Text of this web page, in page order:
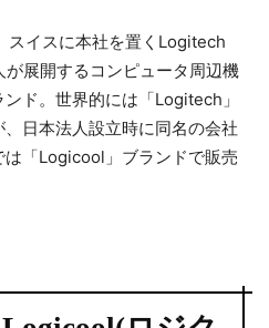
スイスに本社を置くLogitech
展開するコンピュータ周辺機
ド。世界的には「Logitech」
日本法人設立時に同名の会社
「Logicool」ブランドで販売